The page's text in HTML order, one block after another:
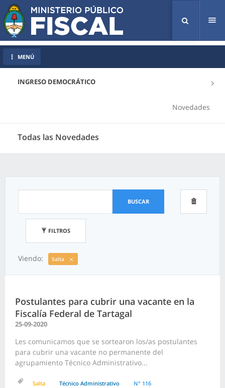
INGRESO DEMOCRÁTICO
Novedades
Todas las Novedades
MENÚ
BUSCAR
FILTROS
Viendo: Salta
Postulantes para cubrir una vacante en la
Fiscalía Federal de Tartagal
25-09-2020
Les comunicamos que se sortearon los/as postulantes
para cubrir una vacante no permanente del
agrupamiento Técnico Administrativo...
Salta Técnico Administrativo N° 116